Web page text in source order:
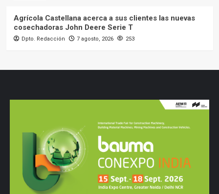
Agrícola Castellana acerca a sus clientes las nuevas
cosechadoras John Deere Serie T
Dpto. Redacción 7 agosto, 2026 253